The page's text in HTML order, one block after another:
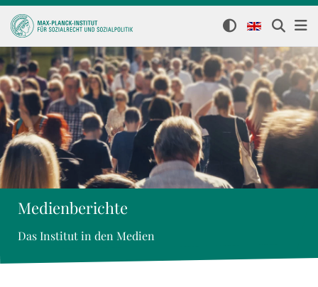
Medienberichte
Das Institut in den Medien